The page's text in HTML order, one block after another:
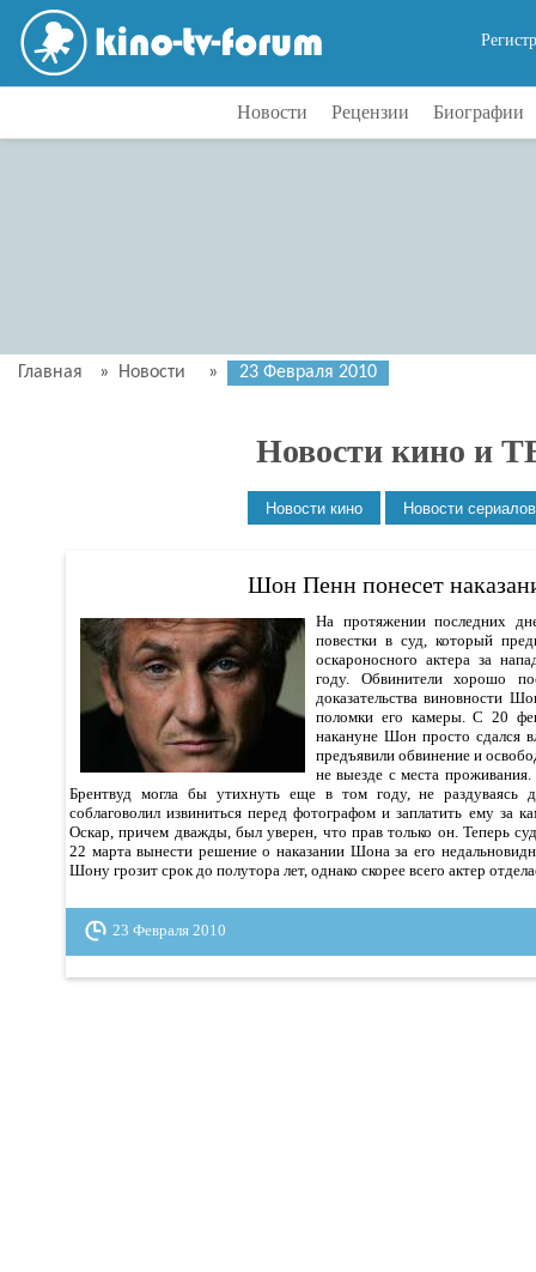
Новости Рецензии Биографии
Главная » Новости » 23 Февраля 2010
Новости кино и
Шон Пенн понесет
На протяжении последних
повестки в суд, который
оскароносного актера за
году. Обвинители хорошо
доказательства виновности
поломки его камеры. С 20
накануне Шон просто сдался
предъявили обвинение и
не выезде с места
Брентвуд могла бы утихнуть еще в том году, не раздуваясь
соблаговолил извиниться перед фотографом и заплатить ему за
Оскар, причем дважды, был уверен, что прав только он. Теперь
22 марта вынести решение о наказании Шона за его
Шону грозит срок до полутора лет, однако скорее всего актер
23 Февраля 2010